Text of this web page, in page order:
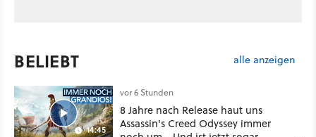
BELIEBT alle anzeigen
14:45
vor 6 Stunden
8 Jahre nach Release haut uns
Assassin's Creed Odyssey immer